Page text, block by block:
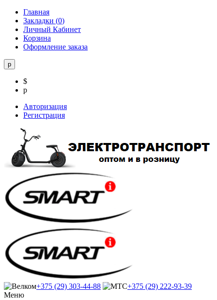
Главная
Закладки (0)
Личный Кабинет
Корзина
Оформление заказа
р
$
р
Авторизация
Регистрация
+375 (29) 303-44-88
+375 (29) 222-93-39
Меню